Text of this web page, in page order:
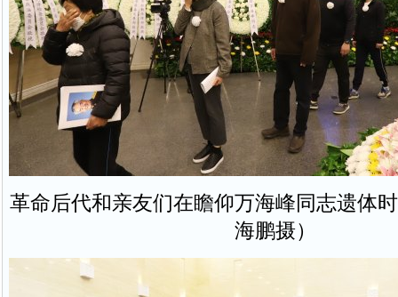
革命后代和亲友们在瞻仰万海峰同志遗体
海鹏摄）